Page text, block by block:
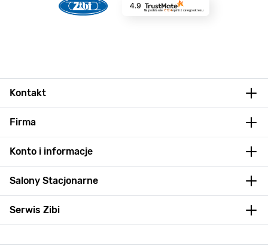
4.9
Na podstawie 8724opinii z całego okresu
Kontakt
Firma
Konto i informacje
Salony Stacjonarne
Serwis Zibi